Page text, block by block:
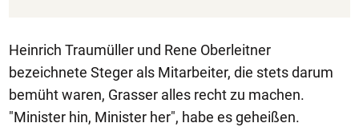
Heinrich Traumüller und Rene Oberleitner
bezeichnete Steger als Mitarbeiter, die stets darum
bemüht waren, Grasser alles recht zu machen.
"Minister hin, Minister her", habe es geheißen.